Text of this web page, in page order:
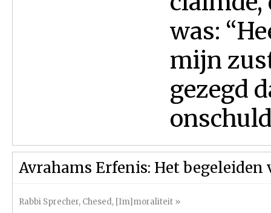
was:
mijn
gezegd
Avrahams Erfenis: Het begeleiden
Rabbi Sprecher, Chesed, [Im]moraliteit »